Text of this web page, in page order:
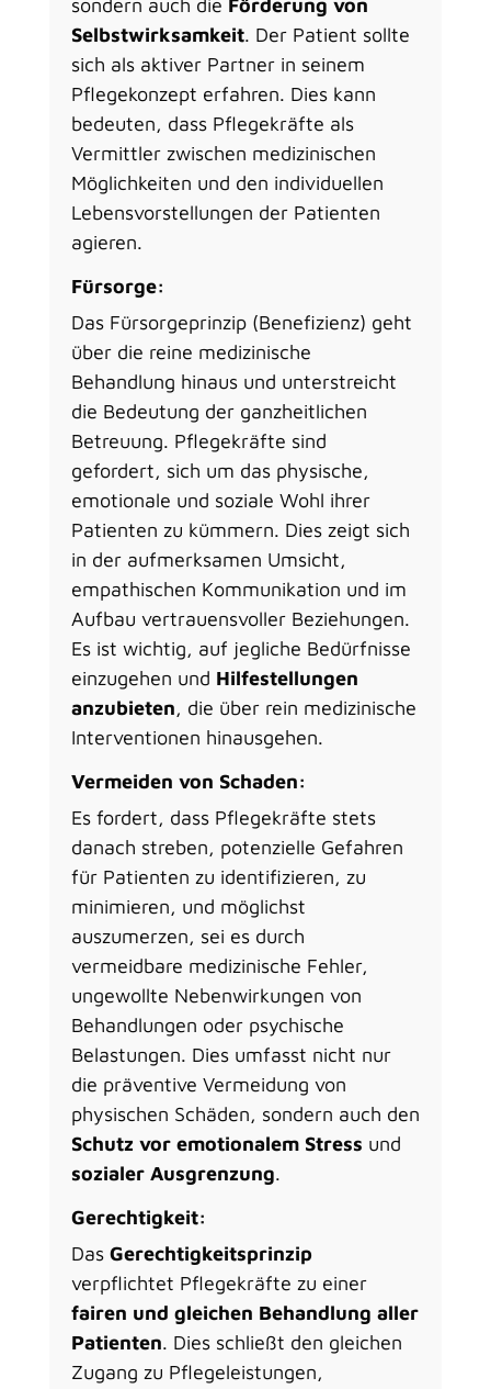
sondern auch die Förderung von
Selbstwirksamkeit. Der Patient sollte
sich als aktiver Partner in seinem
Pflegekonzept erfahren. Dies kann
bedeuten, dass Pflegekräfte als
Vermittler zwischen medizinischen
Möglichkeiten und den individuellen
Lebensvorstellungen der Patienten
agieren.
Fürsorge:
Das Fürsorgeprinzip (Benefizienz) geht
über die reine medizinische
Behandlung hinaus und unterstreicht
die Bedeutung der ganzheitlichen
Betreuung. Pflegekräfte sind
gefordert, sich um das physische,
emotionale und soziale Wohl ihrer
Patienten zu kümmern. Dies zeigt sich
in der aufmerksamen Umsicht,
empathischen Kommunikation und im
Aufbau vertrauensvoller Beziehungen.
Es ist wichtig, auf jegliche Bedürfnisse
einzugehen und Hilfestellungen
anzubieten, die über rein medizinische
Interventionen hinausgehen.
Vermeiden von Schaden:
Es fordert, dass Pflegekräfte stets
danach streben, potenzielle Gefahren
für Patienten zu identifizieren, zu
minimieren, und möglichst
auszumerzen, sei es durch
vermeidbare medizinische Fehler,
ungewollte Nebenwirkungen von
Behandlungen oder psychische
Belastungen. Dies umfasst nicht nur
die präventive Vermeidung von
physischen Schäden, sondern auch den
Schutz vor emotionalem Stress und
sozialer Ausgrenzung.
Gerechtigkeit:
Das Gerechtigkeitsprinzip
verpflichtet Pflegekräfte zu einer
fairen und gleichen Behandlung aller
Patienten. Dies schließt den gleichen
Zugang zu Pflegeleistungen,